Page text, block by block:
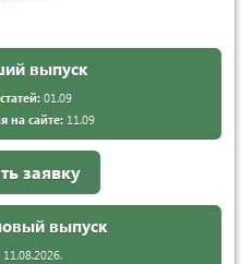
выпуск
01.09
на сайте:11.09
заявку
выпуск